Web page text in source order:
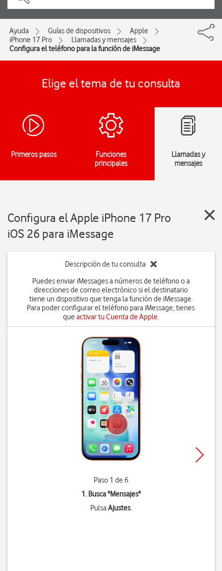
Ayuda Guías de dispositivos
Apple
iPhone 17 Pro
Llamadas y mensajes
Configura el teléfono para la función de iMessage
Elige el tema de tu consulta
Primeros pasos
Funciones
principales
Llamadas y
mensajes
Configura el Apple iPhone 17 Pro
iOS 26 para iMessage
Descripción de tu consulta
Puedes enviar iMessages a números de teléfono o a
direcciones de correo electrónico si el destinatario
tiene un dispositivo que tenga la función de iMessage.
Para poder configurar el teléfono para iMessage, tienes
que activar tu Cuenta de Apple.
Paso 1 de 6
1. Busca "Mensajes"
PulsaAjustes.